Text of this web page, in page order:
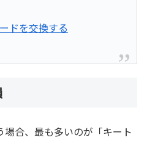
ドを交換する
場合、最も多いのが「キート